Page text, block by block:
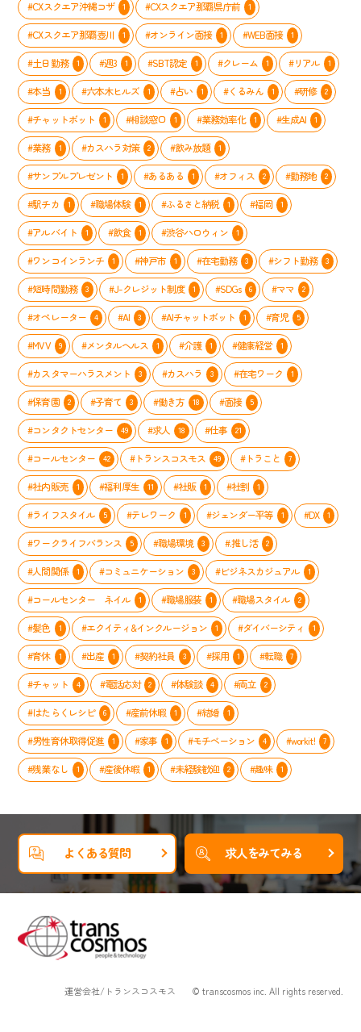
#CXスクエア沖縄コザ 1 #CXスクエア那覇県庁前 1
#CXスクエア那覇壺川 1 #オンライン面接 1 #WEB面接 1
#土日勤務 1 #週3 1 #SBT認定 1 #クレーム 1 #リアル 1
#本当 1 #六本木ヒルズ 1 #占い 1 #くるみん 1 #研修 2
#チャットボット 1 #相談窓口 1 #業務効率化 1 #生成AI 1
#業務 1 #カスハラ対策 2 #飲み放題 1
#サンプルプレゼント 1 #あるある 1 #オフィス 2 #勤務地 2
#駅チカ 1 #職場体験 1 #ふるさと納税 1 #福岡 1
#アルバイト 1 #飲食 1 #渋谷ハロウィン 1
#ワンコインランチ 1 #神戸市 1 #在宅勤務 3 #シフト勤務 3
#短時間勤務 3 #J-クレジット制度 1 #SDGs 6 #ママ 2
#オペレーター 4 #AI 3 #AIチャットボット 1 #育児 5
#MVV 9 #メンタルヘルス 1 #介護 1 #健康経営 1
#カスタマーハラスメント 3 #カスハラ 3 #在宅ワーク 1
#保育園 2 #子育て 3 #働き方 18 #面接 5
#コンタクトセンター 49 #求人 18 #仕事 21
#コールセンター 42 #トランスコスモス 49 #トラこと 7
#社内販売 1 #福利厚生 11 #社販 1 #社割 1
#ライフスタイル 5 #テレワーク 1 #ジェンダー平等 1 #DX 1
#ワークライフバランス 5 #職場環境 3 #.推し活 2
#人間関係 1 #コミュニケーション 3 #ビジネスカジュアル 1
#コールセンター ネイル 1 #職場服装 1 #職場スタイル 2
#髪色 1 #エクイティ&インクルージョン 1 #ダイバーシティ 1
#育休 1 #出産 1 #契約社員 3 #採用 1 #転職 7
#チャット 4 #電話応対 2 #体験談 4 #両立 2
#はたらくレシピ 6 #産前休暇 1 #結婚 1
#男性育休取得促進 1 #家事 1 #モチベーション 4 #workit! 7
#残業なし 1 #産後休暇 1 #未経験歓迎 2 #趣味 1
よくある質問 求人をみてみる
運営会社/トランスコスモス © transcosmos inc. All rights reserved.